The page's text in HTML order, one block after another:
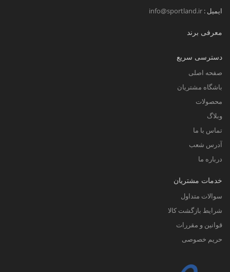
ایمیل : info@sportland.ir
معرفی برند
دسترسی سریع
صفحه اصلی
باشگاه مشتریان
محصولات
وبلاگ
تماس با ما
آدرس شعب
درباره ما
خدمات مشتریان
سوالات متداول
شرایط بازگشت کالا
قوانین و مقررات
حریم خصوصی